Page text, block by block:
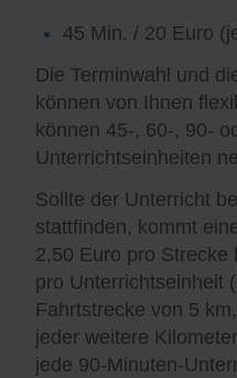
45 Min. / 20 Euro
Die Terminwahl und
können von Ihnen
können 45-, 60-, 90-
Unterrichtseinheiten
Sollte der Unterricht
stattfinden, kommt
2,50 Euro pro Strecke
pro Unterrichtseinheit
Fahrtstrecke von 5
jeder weitere
jede 90-Minuten-